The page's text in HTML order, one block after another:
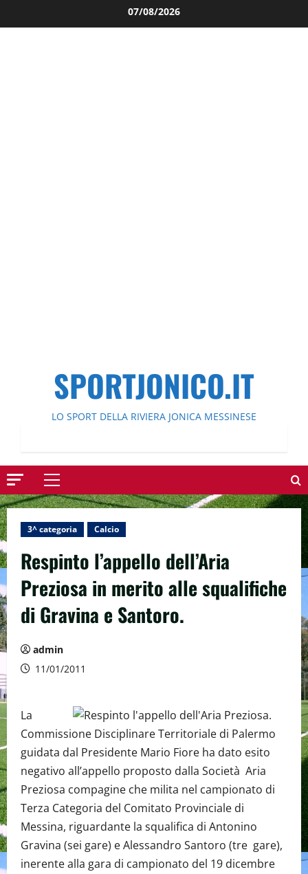
al
07/08/2026
SPORTJONICO.IT
LO SPORT DELLA RIVIERA JONICA MESSINESE
Menu
principale
3^ categoria Calcio
Respinto l’appello dell’Aria
Preziosa in merito alle squalifiche
di Gravina e Santoro.
admin
11/01/2011
La
Commissione Disciplinare Territoriale di Palermo
guidata dal Presidente Mario Fiore ha dato esito
negativo all’appello proposto dalla Società Aria
Preziosa compagine che milita nel campionato di
Terza Categoria del Comitato Provinciale di
Messina, riguardante la squalifica di Antonino
Gravina (sei gare) e Alessandro Santoro (tre gare),
inerente alla gara di campionato del 19 dicembre